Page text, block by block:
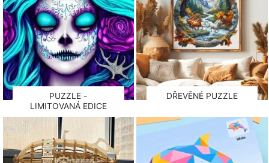
PUZZLE -
LIMITOVANÁ EDICE
DŘEVĚNÉ PUZZLE